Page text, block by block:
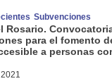
Subvenciones
Rosario.
para el fomento
a personas